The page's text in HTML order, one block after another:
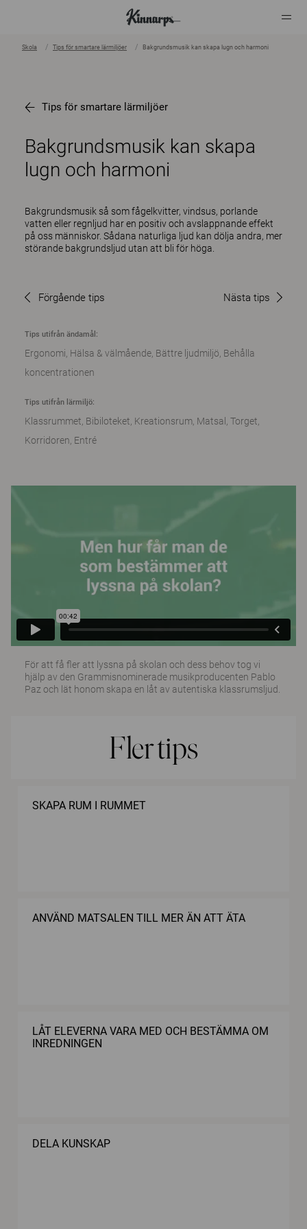
Skola Tips för smartare lärmiljöer Bakgrundsmusik kan skapa lugn och harmoni
Tips för smartare lärmiljöer
Bakgrundsmusik kan skapa
lugn och harmoni
Bakgrundsmusik så som fågelkvitter, vindsus, porlande
vatten eller regnljud har en positiv och avslappnande effekt
på oss människor. Sådana naturliga ljud kan dölja andra, mer
störande bakgrundsljud utan att bli för höga.
Förgående tips Nästa tips
Tips utifrån ändamål:
Ergonomi Hälsa & välmående Bättre ljudmiljö Behålla
koncentrationen
Tips utifrån lärmiljö:
Klassrummet Bibiloteket Kreationsrum Matsal Torget
Korridoren Entré
För att få fler att lyssna på skolan och dess behov tog vi
hjälp av den Grammisnominerade musikproducenten Pablo
Paz och lät honom skapa en låt av autentiska klassrumsljud.
Fler tips
SKAPA RUM I RUMMET
ANVÄND MATSALEN TILL MER ÄN ATT ÄTA
LÅT ELEVERNA VARA MED OCH BESTÄMMA OM
INREDNINGEN
DELA KUNSKAP